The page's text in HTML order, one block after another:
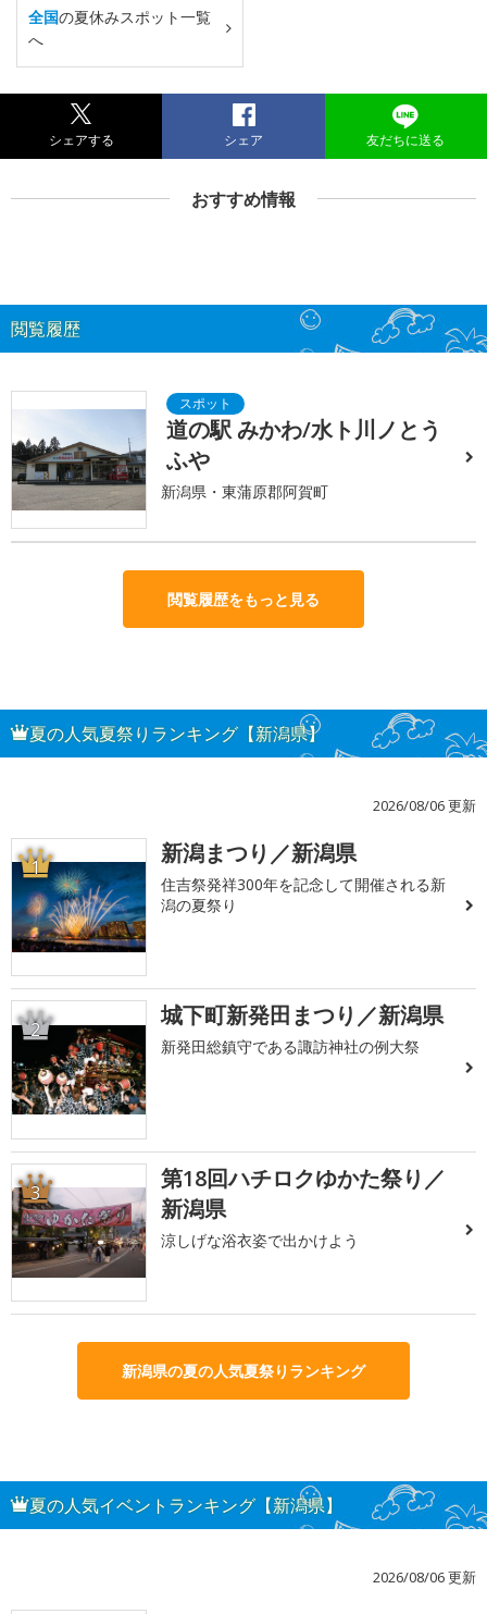
全国の夏休みスポット一覧
へ
シェアする シェア 友だちに送る
おすすめ情報
閲覧履歴
道の駅 みかわ/水ト川ノとう
ふや
新潟県・東蒲原郡阿賀町
閲覧履歴をもっと見る
夏の人気夏祭りランキング【新潟県】
2026/08/06 更新
1 新潟まつり／新潟県
住吉祭発祥300年を記念して開催される新
潟の夏祭り
2 城下町新発田まつり／新潟県
新発田総鎮守である諏訪神社の例大祭
3
第18回ハチロクゆかた祭り／
新潟県
涼しげな浴衣姿で出かけよう
新潟県の夏の人気夏祭りランキング
夏の人気イベントランキング【新潟県】
2026/08/06 更新